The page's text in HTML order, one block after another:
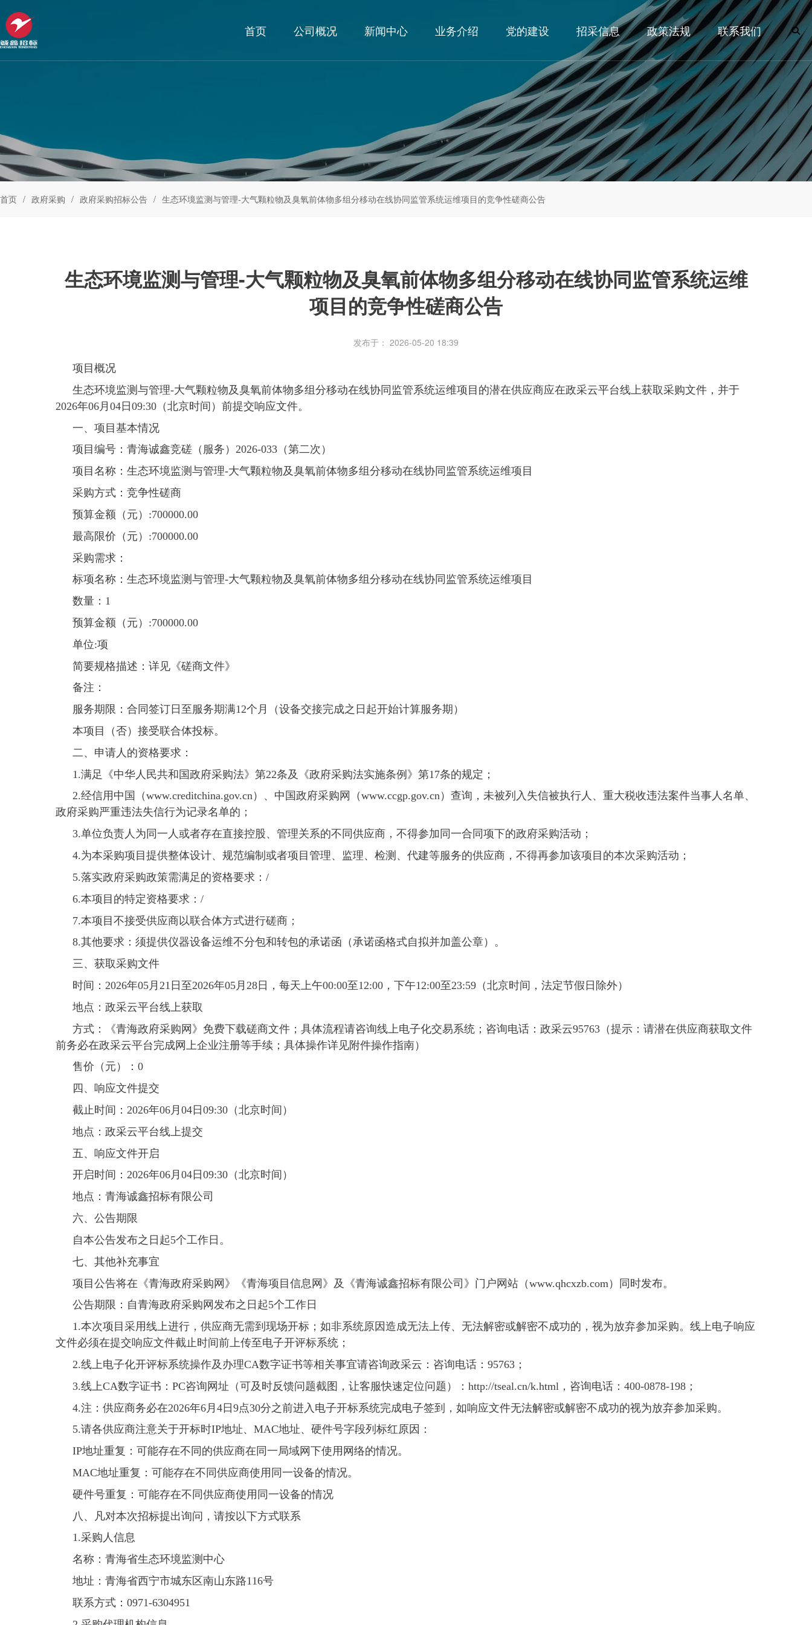
首页 公司概况 新闻中心 业务介绍 党的建设 招采信息 政策法规 联系我们
首页 政府采购 政府采购招标公告 生态环境监测与管理-大气颗粒物及臭氧前体物多组分移动在线协同监管系统运维项目的竞争性磋商公告
生态环境监测与管理-大气颗粒物及臭氧前体物多组分移动在线协同监管系统运维
项目的竞争性磋商公告
发布于： 2026-05-20 18:39
项目概况
生态环境监测与管理-大气颗粒物及臭氧前体物多组分移动在线协同监管系统运维项目的潜在供应商应在政采云平台线上获取采购文件，并于
2026年06月04日09:30（北京时间）前提交响应文件。
一、项目基本情况
项目编号：青海诚鑫竞磋（服务）2026-033（第二次）
项目名称：生态环境监测与管理-大气颗粒物及臭氧前体物多组分移动在线协同监管系统运维项目
采购方式：竞争性磋商
预算金额（元） :700000.00
最高限价（元） :700000.00
采购需求：
标项名称：生态环境监测与管理-大气颗粒物及臭氧前体物多组分移动在线协同监管系统运维项目
数量：1
预算金额（元）:700000.00
单位:项
简要规格描述：详见《磋商文件》
备注：
服务期限： 合同签订日至服务期满12个月（设备交接完成之日起开始计算服务期）
本项目（否）接受联合体投标。
二、申请人的资格要求：
1.满足《中华人民共和国政府采购法》第22条及《政府采购法实施条例》第17条的规定；
2.经信用中国（www.creditchina.gov.cn）、中国政府采购网（www.ccgp.gov.cn）查询，未被列入失信被执行人、重大税收违法案件当事人名单、
政府采购严重违法失信行为记录名单的；
3.单位负责人为同一人或者存在直接控股、管理关系的不同供应商，不得参加同一合同项下的政府采购活动；
4.为本采购项目提供整体设计、规范编制或者项目管理、监理、检测、代建等服务的供应商，不得再参加该项目的本次采购活动；
5.落实政府采购政策需满足的资格要求：/
6.本项目的特定资格要求：/
7.本项目不接受供应商以联合体方式进行磋商；
8.其他要求：须提供仪器设备运维不分包和转包的承诺函（承诺函格式自拟并加盖公章）。
三、获取采购文件
时间： 2026年05月21日至2026年05月28日 ，每天上午00:00至12:00 ，下午12:00至23:59 （北京时间，法定节假日除外）
地点： 政采云平台线上获取
方式：
《青海政府采购网》免费下载磋商文件；具体流程请咨询线上电子化交易系统；咨询电话：政采云95763（提示：请潜在供应商获取文件
前务必在政采云平台完成网上企业注册等手续；具体操作详见附件操作指南）
售价（元）： 0
四、响应文件提交
截止时间： 2026年06月04日09:30 （北京时间）
地点： 政采云平台线上提交
五、响应文件开启
开启时间： 2026年06月04日09:30 （北京时间）
地点： 青海诚鑫招标有限公司
六、公告期限
自本公告发布之日起5个工作日。
七、其他补充事宜
项目公告将在《青海政府采购网》《青海项目信息网》及《青海诚鑫招标有限公司》门户网站（www.qhcxzb.com）同时发布。
公告期限：自青海政府采购网发布之日起5个工作日
1.本次项目采用线上进行，供应商无需到现场开标；如非系统原因造成无法上传、无法解密或解密不成功的，视为放弃参加采购。线上电子响应
文件必须在提交响应文件截止时间前上传至电子开评标系统；
2.线上电子化开评标系统操作及办理CA数字证书等相关事宜请咨询政采云：咨询电话：95763；
3.线上CA数字证书：PC咨询网址（可及时反馈问题截图，让客服快速定位问题）：http://tseal.cn/k.html，咨询电话：400-0878-198；
4.注：供应商务必在2026年6月4日9点30分之前进入电子开标系统完成电子签到，如响应文件无法解密或解密不成功的视为放弃参加采购。
5.请各供应商注意关于开标时IP地址、MAC地址、硬件号字段列标红原因：
IP地址重复：可能存在不同的供应商在同一局域网下使用网络的情况。
MAC地址重复：可能存在不同供应商使用同一设备的情况。
硬件号重复：可能存在不同供应商使用同一设备的情况
八、凡对本次招标提出询问，请按以下方式联系
1.采购人信息
名称： 青海省生态环境监测中心
地址： 青海省西宁市城东区南山东路116号
联系方式： 0971-6304951